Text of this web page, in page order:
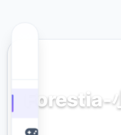
Forestia-